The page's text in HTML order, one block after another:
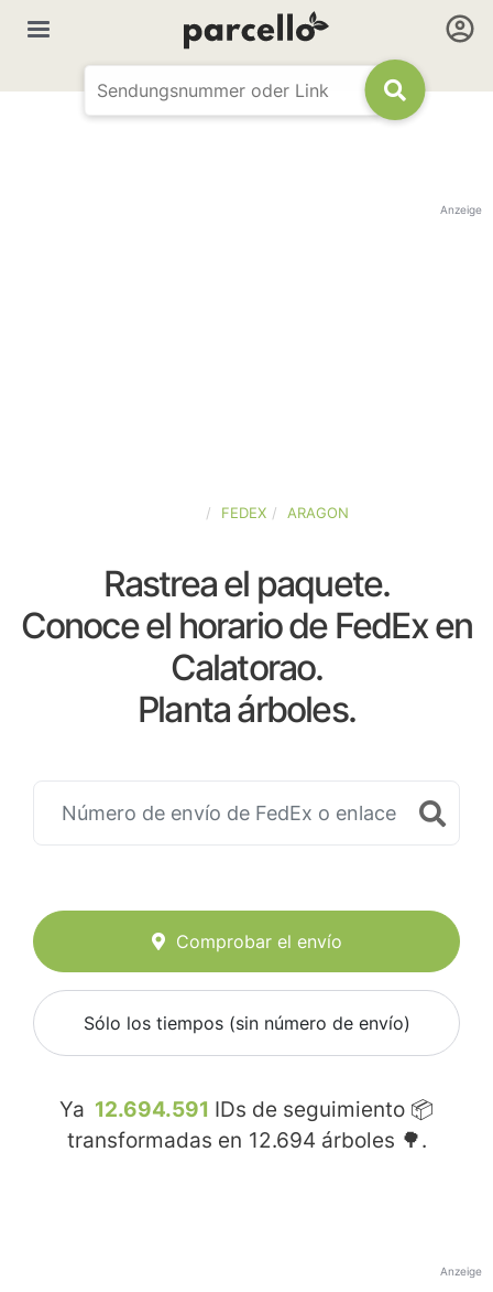
Anzeige
FEDEX ARAGON
Rastrea el paquete.
Conoce el horario de FedEx en
Calatorao.
Planta árboles.
Comprobar el envío
Sólo los tiempos (sin número de envío)
Ya 12.694.591 IDs de seguimiento 📦
transformadas en 12.694 árboles 🌳.
Anzeige